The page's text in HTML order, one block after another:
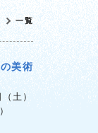
一覧
美術
土）